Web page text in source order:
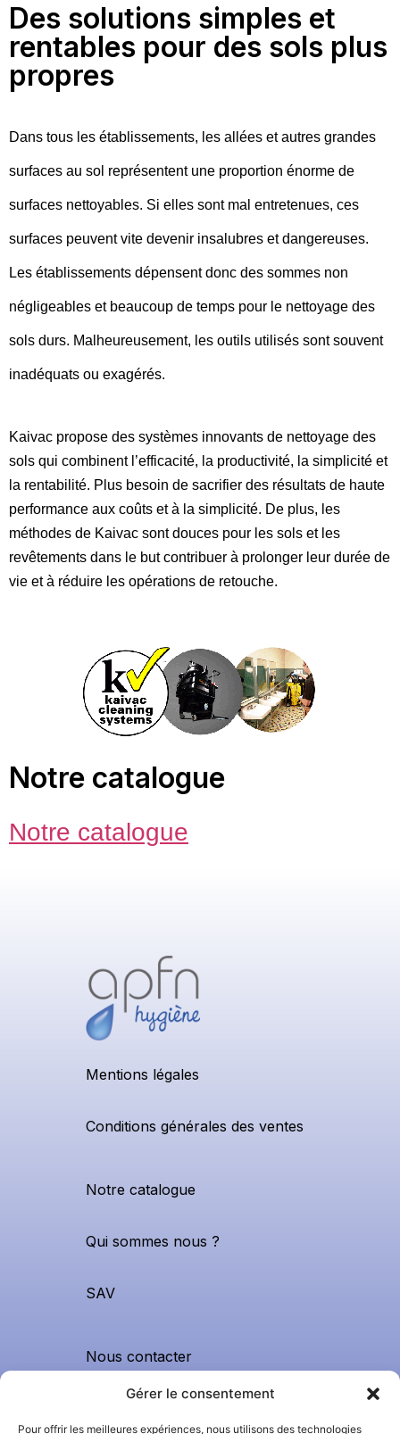
Gérer le consentement
Pour offrir les meilleures expériences, nous utilisons des technologies
Des solutions simples et
rentables pour des sols plus
propres
Dans tous les établissements, les allées et autres grandes
surfaces au sol représentent une proportion énorme de
surfaces nettoyables. Si elles sont mal entretenues, ces
surfaces peuvent vite devenir insalubres et dangereuses.
Les établissements dépensent donc des sommes non
négligeables et beaucoup de temps pour le nettoyage des
sols durs. Malheureusement, les outils utilisés sont souvent
inadéquats ou exagérés.
Kaivac propose des systèmes innovants de nettoyage des
sols qui combinent l’efficacité, la productivité, la simplicité et
la rentabilité. Plus besoin de sacrifier des résultats de haute
performance aux coûts et à la simplicité. De plus, les
méthodes de Kaivac sont douces pour les sols et les
revêtements dans le but contribuer à prolonger leur durée de
vie et à réduire les opérations de retouche.
Notre catalogue
Notre catalogue
Mentions légales
Conditions générales des ventes
Notre catalogue
Qui sommes nous ?
SAV
Nous contacter
0299420620
contact@apfnhygiene.bzh